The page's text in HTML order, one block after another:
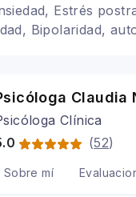
Estrés
Bipolaridad,
Claudia
Clínica
(52)
Sobre mí